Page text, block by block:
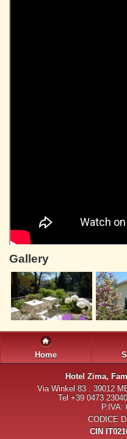
Gallery
Home
Hotel Zima,
Via Winkel 83 . 39012
Tel +39 0473
P.IVA:
CODICE
CIN